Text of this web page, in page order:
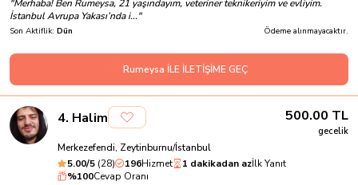
"Merhaba! Ben Rumeysa, 21 yaşındayım, veteriner teknikeriyim ve evliyim.
İstanbul Avrupa Yakası’nda i..."
Son Aktiflik: Dün Ödeme alınmayacaktır.
Rumeysa İLE İLETİŞİME GEÇ
4. Halim 500.00 TL
gecelik
Merkezefendi, Zeytinburnu/İstanbul
5.00/5 (28) 196Hizmet 1 dakikadan azİlk Yanıt
%100Cevap Oranı